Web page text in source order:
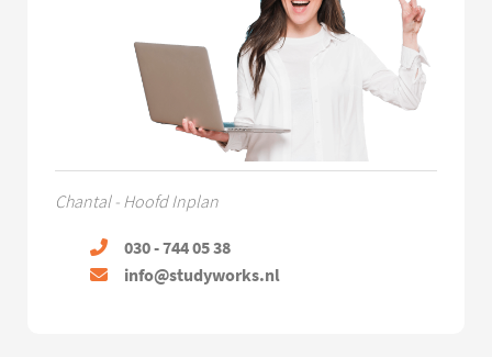
Chantal - Hoofd Inplan
030 - 744 05 38
info@studyworks.nl